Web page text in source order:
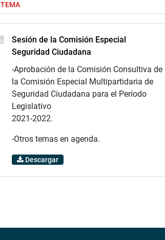
TEMA
Sesión de la Comisión Especial
Seguridad Ciudadana
-Aprobación de la Comisión Consultiva de
la Comisión Especial Multipartidaria de
Seguridad Ciudadana para el Período
Legislativo
2021-2022.
-Otros temas en agenda.
Descargar